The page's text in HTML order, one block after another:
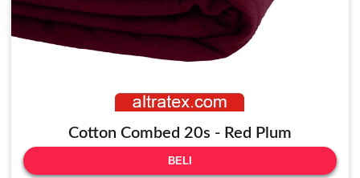
Cotton Combed 20s - Red Plum
BELI